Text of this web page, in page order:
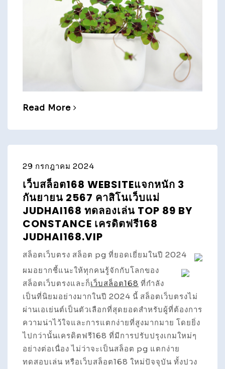
Read More
29 กรกฎาคม 2024
เว็บสล็อต168 WEBSITEแจกหนัก 3
กันยายน 2567 คาสิโนเว็บแม่
JUDHAI168 ทดลองเล่น TOP 89 BY
CONSTANCE เครดิตฟรี168
JUDHAI168.VIP
สล็อตเว็บตรง สล็อต pg ที่ยอดเยี่ยมในปี 2024
ผมอยากชี้แนะให้ทุกคนรู้จักกับโลกของ
สล็อตเว็บตรงและก็เว็บสล็อต168 ที่กำลัง
เป็นที่นิยมอย่างมากในปี 2024 นี้ สล็อตเว็บตรงไม่
ผ่านเอเย่นต์เป็นตัวเลือกที่สุดยอดสำหรับผู้ที่ต้องการ
ความน่าไว้ใจและการแตกง่ายที่สูงมากมาย โดยยิ่ง
ไปกว่านั้นเครดิตฟรี168 ที่มีการปรับปรุงเกมใหม่ๆ
อย่างต่อเนื่อง ไม่ว่าจะเป็นสล็อต pg แตกง่าย
ทดสอบเล่น หรือเว็บสล็อต168 ใหม่ปัจจุบัน ทั้งปวง